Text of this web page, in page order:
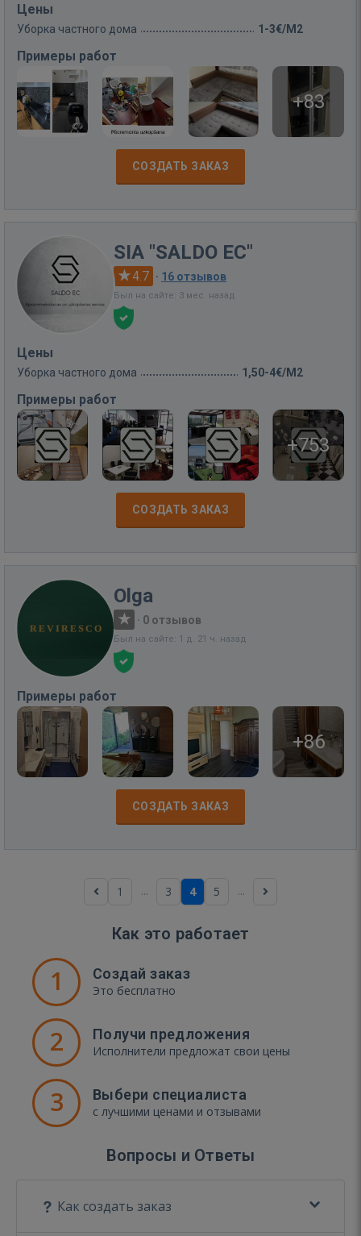
Цены
Уборка частного дома 1-3€/M2
Примеры работ
+83
СОЗДАТЬ ЗАКАЗ
SIA "SALDO EC"
4.7 · 16 отзывов
Был на сайте: 3 мес. назад
Цены
Уборка частного дома 1,50-4€/M2
Примеры работ
+753
СОЗДАТЬ ЗАКАЗ
Olga
· 0 отзывов
Был на сайте: 1 д. 21 ч. назад
Примеры работ
+86
СОЗДАТЬ ЗАКАЗ
1 ... 3 4 5 ...
Как это работает
1 Создай заказ
Это бесплатно
2 Получи предложения
Исполнители предложат свои цены
3 Выбери специалиста
с лучшими ценами и отзывами
Вопросы и Ответы
Как создать заказ